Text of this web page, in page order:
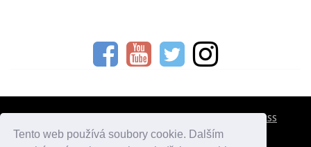
Tento web používá soubory cookie. Dalším
RSS